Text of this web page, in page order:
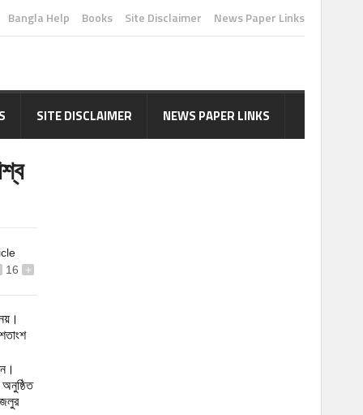
Bangla Help Books Site Disclaimer News Paper Links
SITE DISCLAIMER NEWS PAPER LINKS
16 +
শতাংশ
অনুষ্ঠিত